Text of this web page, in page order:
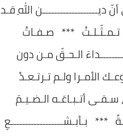
اللهِ قـد
تـمـثّـلـتْ *** صـفـاتُ
الـحـقّ مـن دون
الأمـرا ولـم تـرتـعـدْ
أتـبـاعَـه الـضـيـمَ
*** بـأبـشــــــــــــــــــعِ